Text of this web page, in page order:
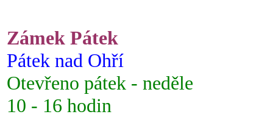
Zámek Pátek
Pátek nad Ohří
Otevřeno pátek - neděle
10 - 16 hodin